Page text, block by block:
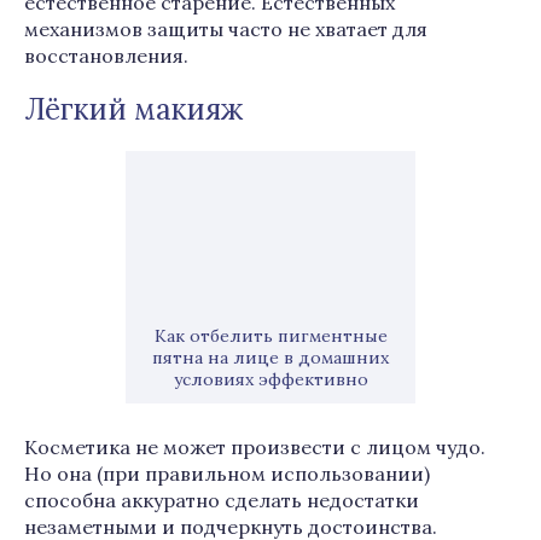
механизмов защиты часто не хватает для
восстановления.
Лёгкий макияж
Как отбелить пигментные
пятна на лице в домашних
условиях эффективно
Косметика не может произвести с лицом чудо.
Но она (при правильном использовании)
способна аккуратно сделать недостатки
незаметными и подчеркнуть достоинства.